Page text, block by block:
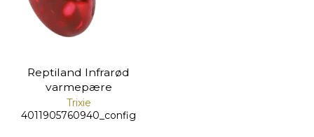
Reptiland Infrarød
varmepære
Trixie
4011905760940_config